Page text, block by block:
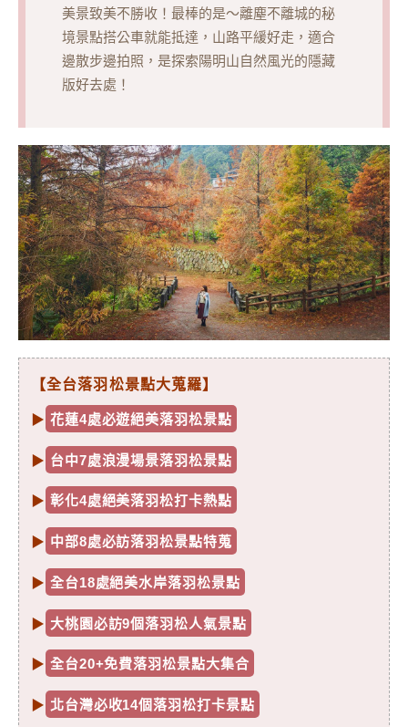
美景致美不勝收！最棒的是～離塵不離城的秘
境景點搭公車就能抵達，山路平緩好走，適合
邊散步邊拍照，是探索陽明山自然風光的隱藏
版好去處！
【全台落羽松景點大蒐羅】
▶ 花蓮4處必遊絕美落羽松景點
▶ 台中7處浪漫場景落羽松景點
▶ 彰化4處絕美落羽松打卡熱點
▶ 中部8處必訪落羽松景點特蒐
▶ 全台18處絕美水岸落羽松景點
▶ 大桃園必訪9個落羽松人氣景點
▶ 全台20+免費落羽松景點大集合
▶ 北台灣必收14個落羽松打卡景點